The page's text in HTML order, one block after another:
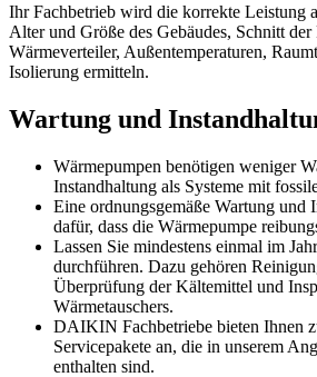
Ihr Fachbetrieb wird die korrekte Leistung
Alter und Größe des Gebäudes, Schnitt
Wärmeverteiler, Außentemperaturen,
Isolierung ermitteln.
Wartung und
Wärmepumpen benötigen weniger
Instandhaltung als Systeme mit
Eine ordnungsgemäße Wartung und
dafür, dass die Wärmepumpe
Lassen Sie mindestens einmal im
durchführen. Dazu gehören
Überprüfung der Kältemittel und
Wärmetauschers.
DAIKIN Fachbetriebe bieten Ihnen
Servicepakete an, die in unserem
enthalten sind.